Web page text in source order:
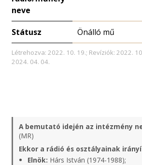
neve
Státusz Önálló mű
Létrehozva: 2022. 10. 19.; Revíziók: 2022.
2024. 04. 04.
A bemutató idején az intézmény
(MR)
Ekkor a rádió és osztályainak
Elnök: Hárs István (1974-1988);